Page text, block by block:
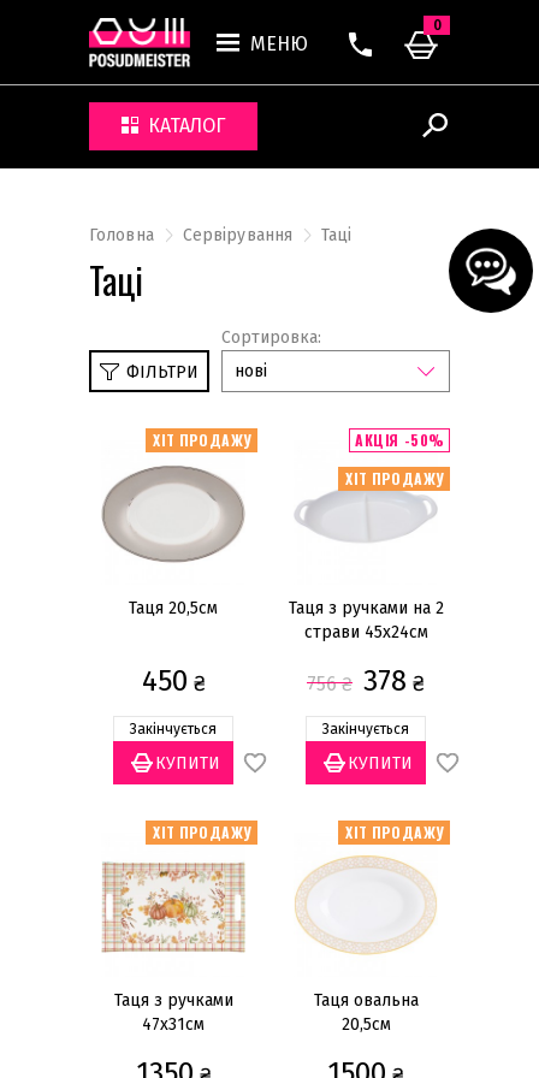
МЕНЮ
КАТАЛОГ
0
Головна Сервірування Таці
Таці
Сортировка:
нові
ФІЛЬТРИ
Кухлі та чашки
Набори посуду
Столові прилади
Тарілки
Тарілки для закусок
Тарілки для пасти та сиру
Тарілки обідні
Тарілки салатні
Показати все
Ціна
— грн
ХІТ ПРОДАЖУ
Таця 20,5см
450 ₴
Закінчується
ХІТ ПРОДАЖУ
АКЦІЯ -50%
Таця з ручками на 2
страви 45х24см
756₴ 378 ₴
Закінчується
ХІТ ПРОДАЖУ
Таця з ручками
47x31см
ХІТ ПРОДАЖУ
Таця овальна
20,5см